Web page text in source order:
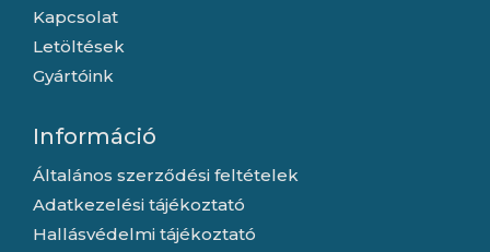
Kapcsolat
Letöltések
Gyártóink
Információ
Általános szerződési feltételek
Adatkezelési tájékoztató
Hallásvédelmi tájékoztató